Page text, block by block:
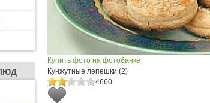
Купить фото на фотобанке
Кунжутные лепешки (2)
4660